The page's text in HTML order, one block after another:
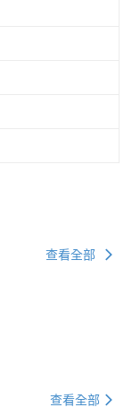
查看全部
查看全部